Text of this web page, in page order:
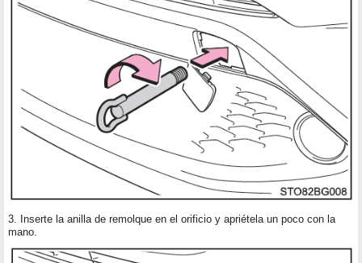
3. Inserte la anilla de remolque en el orificio y apriétela un poco con la
mano.